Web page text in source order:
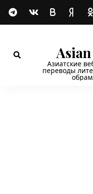
Азиатские
переводы